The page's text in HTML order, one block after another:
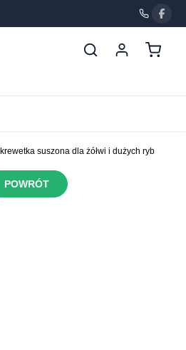
suszona dla żółwi i dużych ryb
POWRÓT